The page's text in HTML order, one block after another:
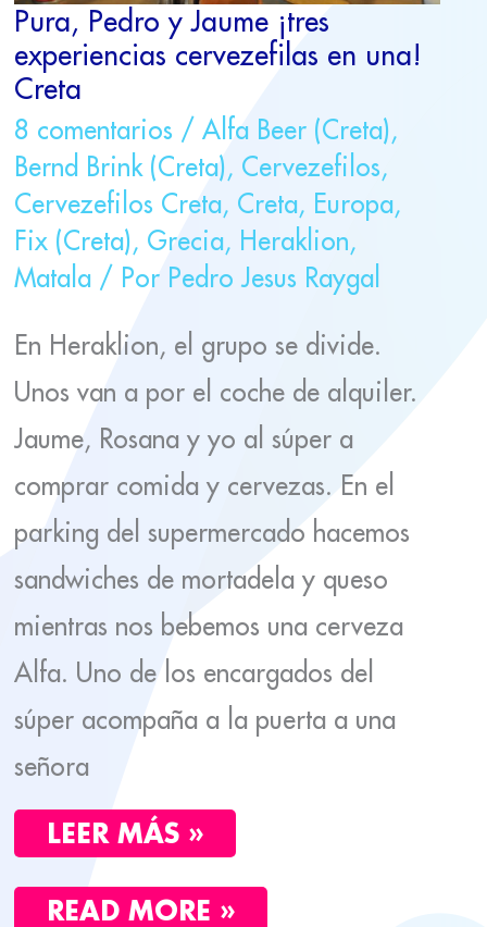
Pura, Pedro y Jaume ¡tres
experiencias cervezefilas en una!
Creta
8 comentarios / Alfa Beer (Creta),
Bernd Brink (Creta), Cervezefilos,
Cervezefilos Creta, Creta, Europa,
Fix (Creta), Grecia, Heraklion,
Matala/ Por Pedro Jesus Raygal
En Heraklion, el grupo se divide.
Unos van a por el coche de alquiler.
Jaume, Rosana y yo al súper a
comprar comida y cervezas. En el
parking del supermercado hacemos
sandwiches de mortadela y queso
mientras nos bebemos una cerveza
Alfa. Uno de los encargados del
súper acompaña a la puerta a una
señora
LEER MÁS »
READ MORE »